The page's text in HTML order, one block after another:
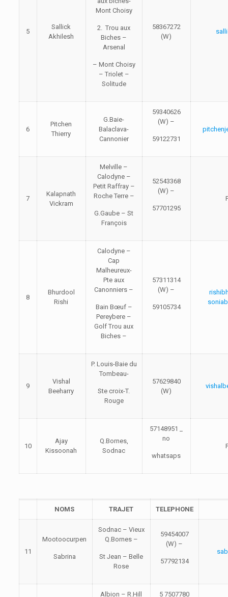
5
Sallick
Akhilesh
Mont Choisy
2. Trou aux
Biches –
Arsenal
– Mont Choisy
– Triolet –
Solitude
58367272
(W)
6
Pitchen
Thierry
G.Baie-
Balaclava-
Cannonier
59340626
(W) –
59122731
7
Kalapnath
Vickram
Melville –
Calodyne –
Petit Raffray –
Roche Terre –
G.Gaube – St
François
52543368
(W) –
57701295
8
Bhurdool
Rishi
Calodyne –
Cap
Malheureux-
Pte aux
Canonniers –
Bain Bœuf –
Pereybere –
Golf Trou aux
Biches –
57311314
(W) –
59105734
9
Vishal
Beeharry
P. Louis-Baie du
Tombeau-
Ste croix-T.
Rouge
57629840
(W)
10
Ajay
Kissoonah
Q.Bornes,
Sodnac
57148951 _
no
whatsaps
NOMS TRAJET TELEPHONE
11
Mootoocurpen
Sabrina
Sodnac – Vieux
Q.Bornes –
St Jean – Belle
Rose
59454007
(W) –
57792134
Albion – R.Hill 5 7507780